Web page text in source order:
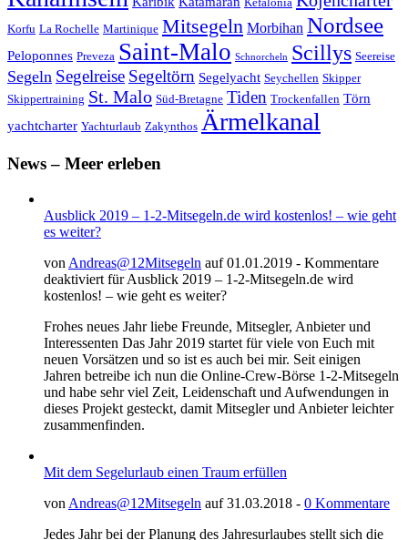
Kefalonia
Korfu La Rochelle Martinique Mitsegeln Morbihan Nordsee
Peloponnes Preveza Saint-Malo Schnorcheln Scillys Seereise
Segeln Segelreise Segeltörn Segelyacht Seychellen Skipper
Skippertraining St. Malo Süd-Bretagne Tiden Trockenfallen Törn
yachtcharter Yachturlaub Zakynthos Ärmelkanal
News – Meer erleben
Ausblick 2019 – 1-2-Mitsegeln.de wird kostenlos! – wie geht
es weiter?
von Andreas@12Mitsegeln auf 01.01.2019 - Kommentare
deaktiviert für Ausblick 2019 – 1-2-Mitsegeln.de wird
kostenlos! – wie geht es weiter?
Frohes neues Jahr liebe Freunde, Mitsegler, Anbieter und
Interessenten Das Jahr 2019 startet für viele von Euch mit
neuen Vorsätzen und so ist es auch bei mir. Seit einigen
Jahren betreibe ich nun die Online-Crew-Börse 1-2-Mitsegeln
und habe sehr viel Zeit, Leidenschaft und Aufwendungen in
dieses Projekt gesteckt, damit Mitsegler und Anbieter leichter
zusammenfinden.
Mit dem Segelurlaub einen Traum erfüllen
von Andreas@12Mitsegeln auf 31.03.2018 - 0 Kommentare
Jedes Jahr bei der Planung des Jahresurlaubes stellt sich die